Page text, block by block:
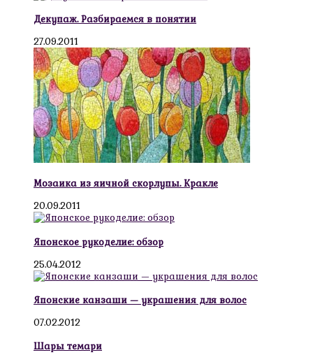
Декупаж. Разбираемся в понятии
27.09.2011
Мозаика из яичной скорлупы. Кракле
20.09.2011
Японское рукоделие: обзор
25.04.2012
Японские канзаши — украшения для волос
07.02.2012
Шары темари